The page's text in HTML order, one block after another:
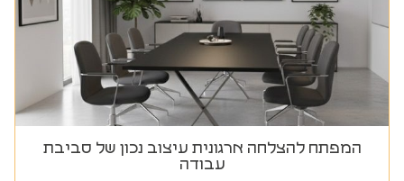
המפתח להצלחה ארגונית עיצוב נכון של סביבת
עבודה